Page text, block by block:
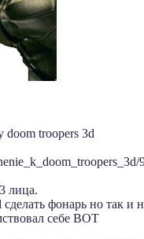
doom troopers 3d
лица.
сделать фонарь но так и
себе ВОТ